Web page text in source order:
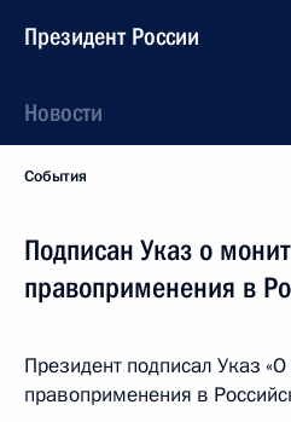
Президент России
Новости
События
Подписан Указ о
правоприменения в
Президент подписал Указ
правоприменения в